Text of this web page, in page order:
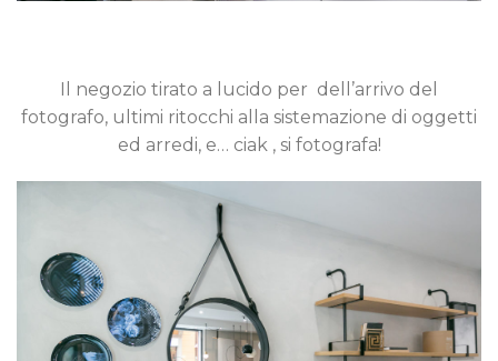
Il negozio tirato a lucido per dell’arrivo del
fotografo, ultimi ritocchi alla sistemazione di oggetti
ed arredi, e… ciak , si fotografa!